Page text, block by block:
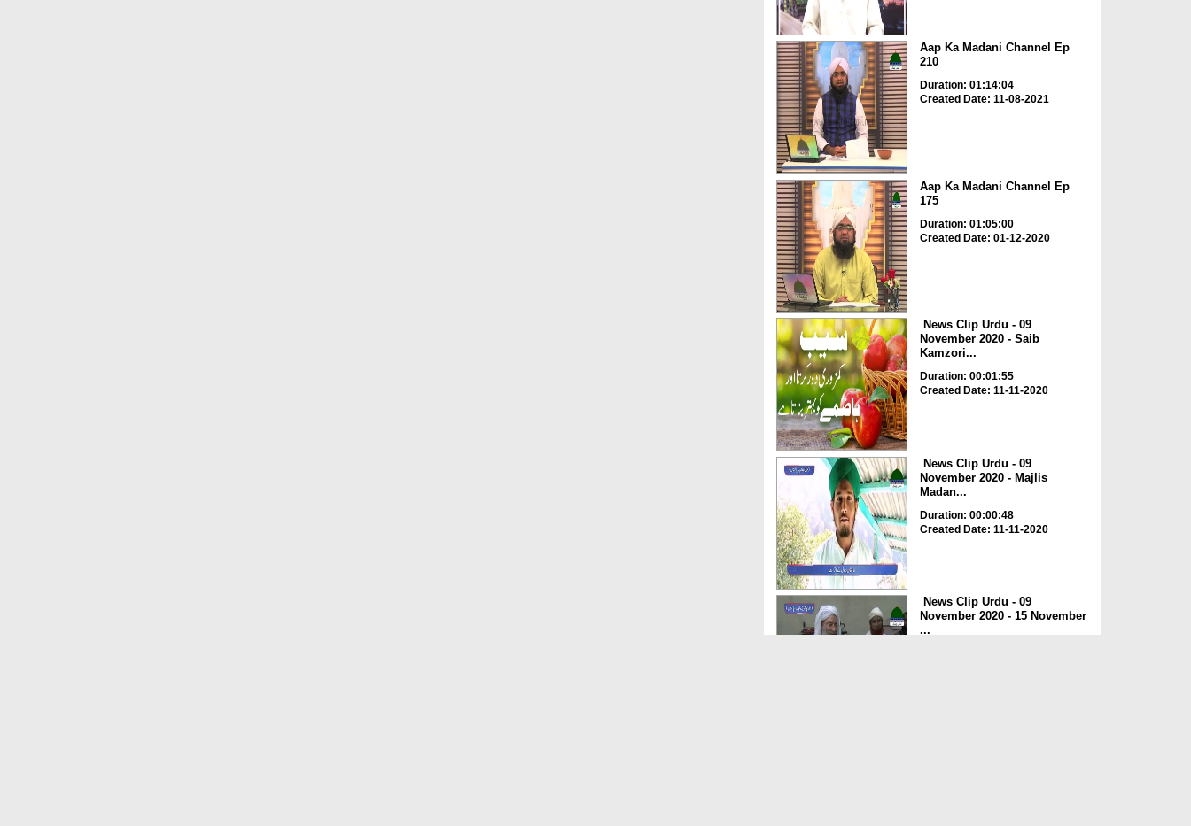
Aap Ka Madani Channel Ep
210
Duration: 01:14:04
Created Date: 11-08-2021
Aap Ka Madani Channel Ep
175
Duration: 01:05:00
Created Date: 01-12-2020
News Clip Urdu - 09
November 2020 - Saib
Kamzori...
Duration: 00:01:55
Created Date: 11-11-2020
News Clip Urdu - 09
November 2020 - Majlis
Madan...
Duration: 00:00:48
Created Date: 11-11-2020
News Clip Urdu - 09
November 2020 - 15 November
...